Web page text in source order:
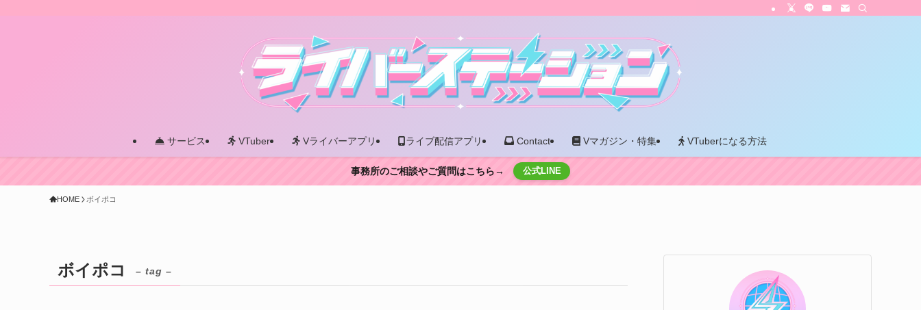
サービス VTuber Vライバーアプリ ライブ配信アプリ Contact Vマガジン・特集 VTuberになる方法
事務所のご相談やご質問はこちら→ 公式LINE
HOME ボイポコ
ボイポコ – tag –